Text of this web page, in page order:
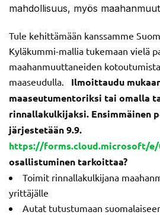
mahdollisuus, myös
Tule kehittämään kanssamme
Kyläkummi-mallia tukemaan vielä
maahanmuuttaneiden
maaseudulla.
Ilmoittaudu
maaseutumentoriksi tai omalla
rinnallakulkijaksi. Ensimmäinen
järjestetään 9.9.
https://forms.cloud.microsoft/e/
osallistuminen tarkoittaa?
Toimit rinnallakulkijana
yrittäjälle
Autat tutustumaan